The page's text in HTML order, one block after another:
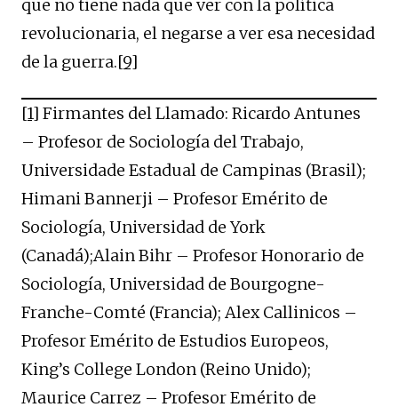
que no tiene nada que ver con la política
revolucionaria, el negarse a ver esa necesidad
de la guerra.[9]
[1] Firmantes del Llamado: Ricardo Antunes
– Profesor de Sociología del Trabajo,
Universidade Estadual de Campinas (Brasil);
Himani Bannerji – Profesor Emérito de
Sociología, Universidad de York
(Canadá);Alain Bihr – Profesor Honorario de
Sociología, Universidad de Bourgogne-
Franche-Comté (Francia); Alex Callinicos –
Profesor Emérito de Estudios Europeos,
King’s College London (Reino Unido);
Maurice Carrez – Profesor Emérito de